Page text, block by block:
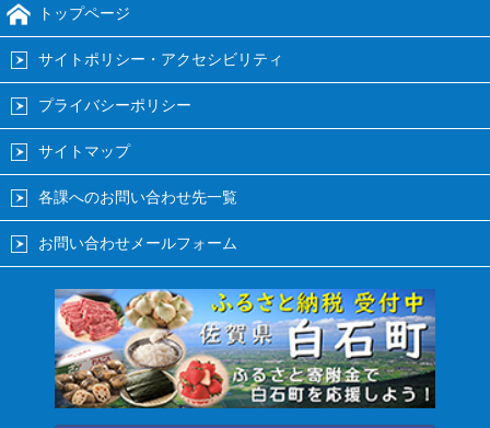
トップページ
サイトポリシー・アクセシビリティ
プライバシーポリシー
サイトマップ
各課へのお問い合わせ先一覧
お問い合わせメールフォーム